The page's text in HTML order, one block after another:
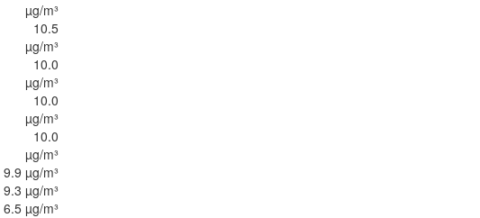
µg/m³
10.5
µg/m³
10.0
µg/m³
10.0
µg/m³
10.0
µg/m³
9.9 µg/m³
9.3 µg/m³
6.5 µg/m³